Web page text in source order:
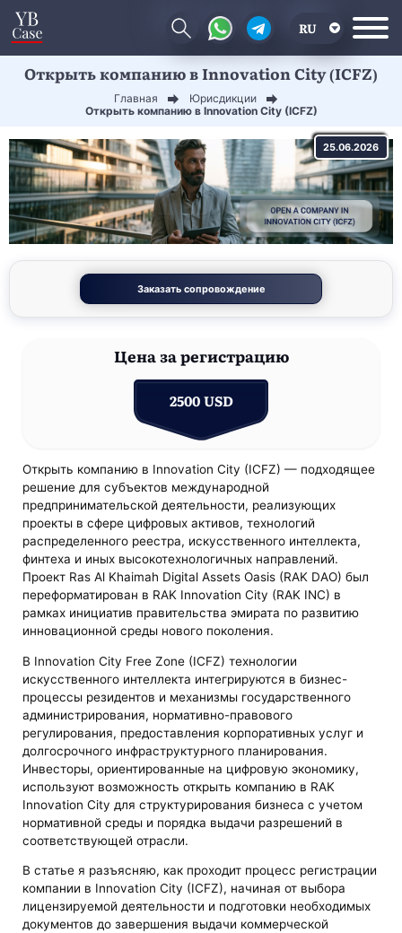
RU
EN
Открыть компанию в Innovation City (ICFZ)
Главная
Юрисдикции
Открыть компанию в Innovation City (ICFZ)
25.06.2026
Заказать сопровождение
Ценаза регистрацию
2500 USD
Открыть компанию в Innovation City (ICFZ) — подходящее
решение для субъектов международной
предпринимательской деятельности, реализующих
проекты в сфере цифровых активов, технологий
распределенного реестра, искусственного интеллекта,
финтеха и иных высокотехнологичных направлений.
Проект Ras Al Khaimah Digital Assets Oasis (RAK DAO) был
переформатирован в RAK Innovation City (RAK INC) в
рамках инициатив правительства эмирата по развитию
инновационной среды нового поколения.
В Innovation City Free Zone (ICFZ) технологии
искусственного интеллекта интегрируются в бизнес-
процессы резидентов и механизмы государственного
администрирования, нормативно-правового
регулирования, предоставления корпоративных услуг и
долгосрочного инфраструктурного планирования.
Инвесторы, ориентированные на цифровую экономику,
используют возможность открыть компанию в RAK
Innovation City для структурирования бизнеса с учетом
нормативной среды и порядка выдачи разрешений в
соответствующей отрасли.
В статье я разъясняю, как проходит процесс регистрации
компании в Innovation City (ICFZ), начиная от выбора
лицензируемой деятельности и подготовки необходимых
документов до завершения выдачи коммерческой